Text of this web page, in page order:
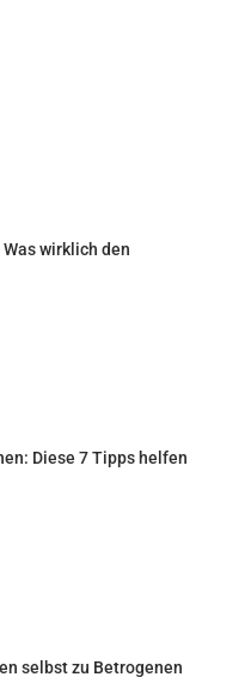
wirklich den
Diese 7 Tipps helfen
selbst zu Betrogenen